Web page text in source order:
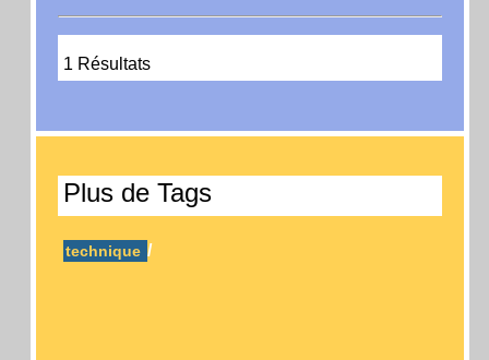
1 Résultats
Plus de Tags
technique /